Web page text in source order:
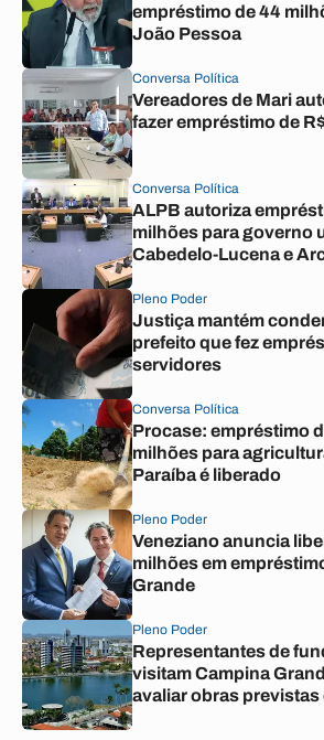
empréstimo de 44
João Pessoa
Conversa Política
Vereadores de Mari
fazer empréstimo de
Conversa Política
ALPB autoriza
milhões para governo
Cabedelo-Lucena e
Pleno Poder
Justiça mantém
prefeito que fez
servidores
Conversa Política
Procase: empréstimo
milhões para
Paraíba é liberado
Pleno Poder
Veneziano anuncia
milhões em
Grande
Pleno Poder
Representantes de
visitam Campina
avaliar obras previstas